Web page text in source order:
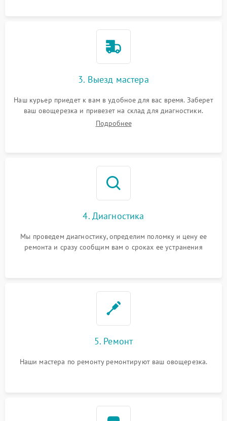
3. Выезд мастера
Наш курьер приедет к вам в удобное для вас время. Заберет
ваш овощерезка и привезет на склад для диагностики.
Подробнее
4. Диагностика
Мы проведем диагностику, определим поломку и цену ее
ремонта и сразу сообщим вам о сроках ее устранения
5. Ремонт
Наши мастера по ремонту ремонтируют ваш овощерезка.